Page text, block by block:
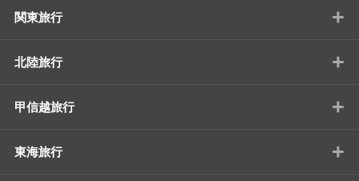
関東旅行 +
北陸旅行 +
甲信越旅行 +
東海旅行 +